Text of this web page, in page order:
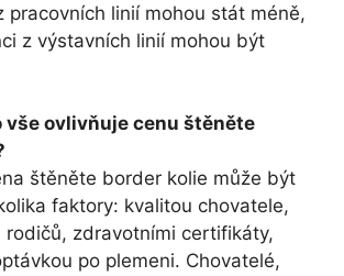
pracovních linií mohou stát méně,
z výstavních linií mohou být
vše ovlivňuje cenu štěněte
štěněte border kolie může být
faktory: kvalitou chovatele,
rodičů, zdravotními certifikáty,
po plemeni. Chovatelé,